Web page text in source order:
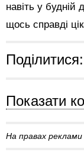
навіть у будній
щось справді
Поділитися:
Показати
На правах реклами